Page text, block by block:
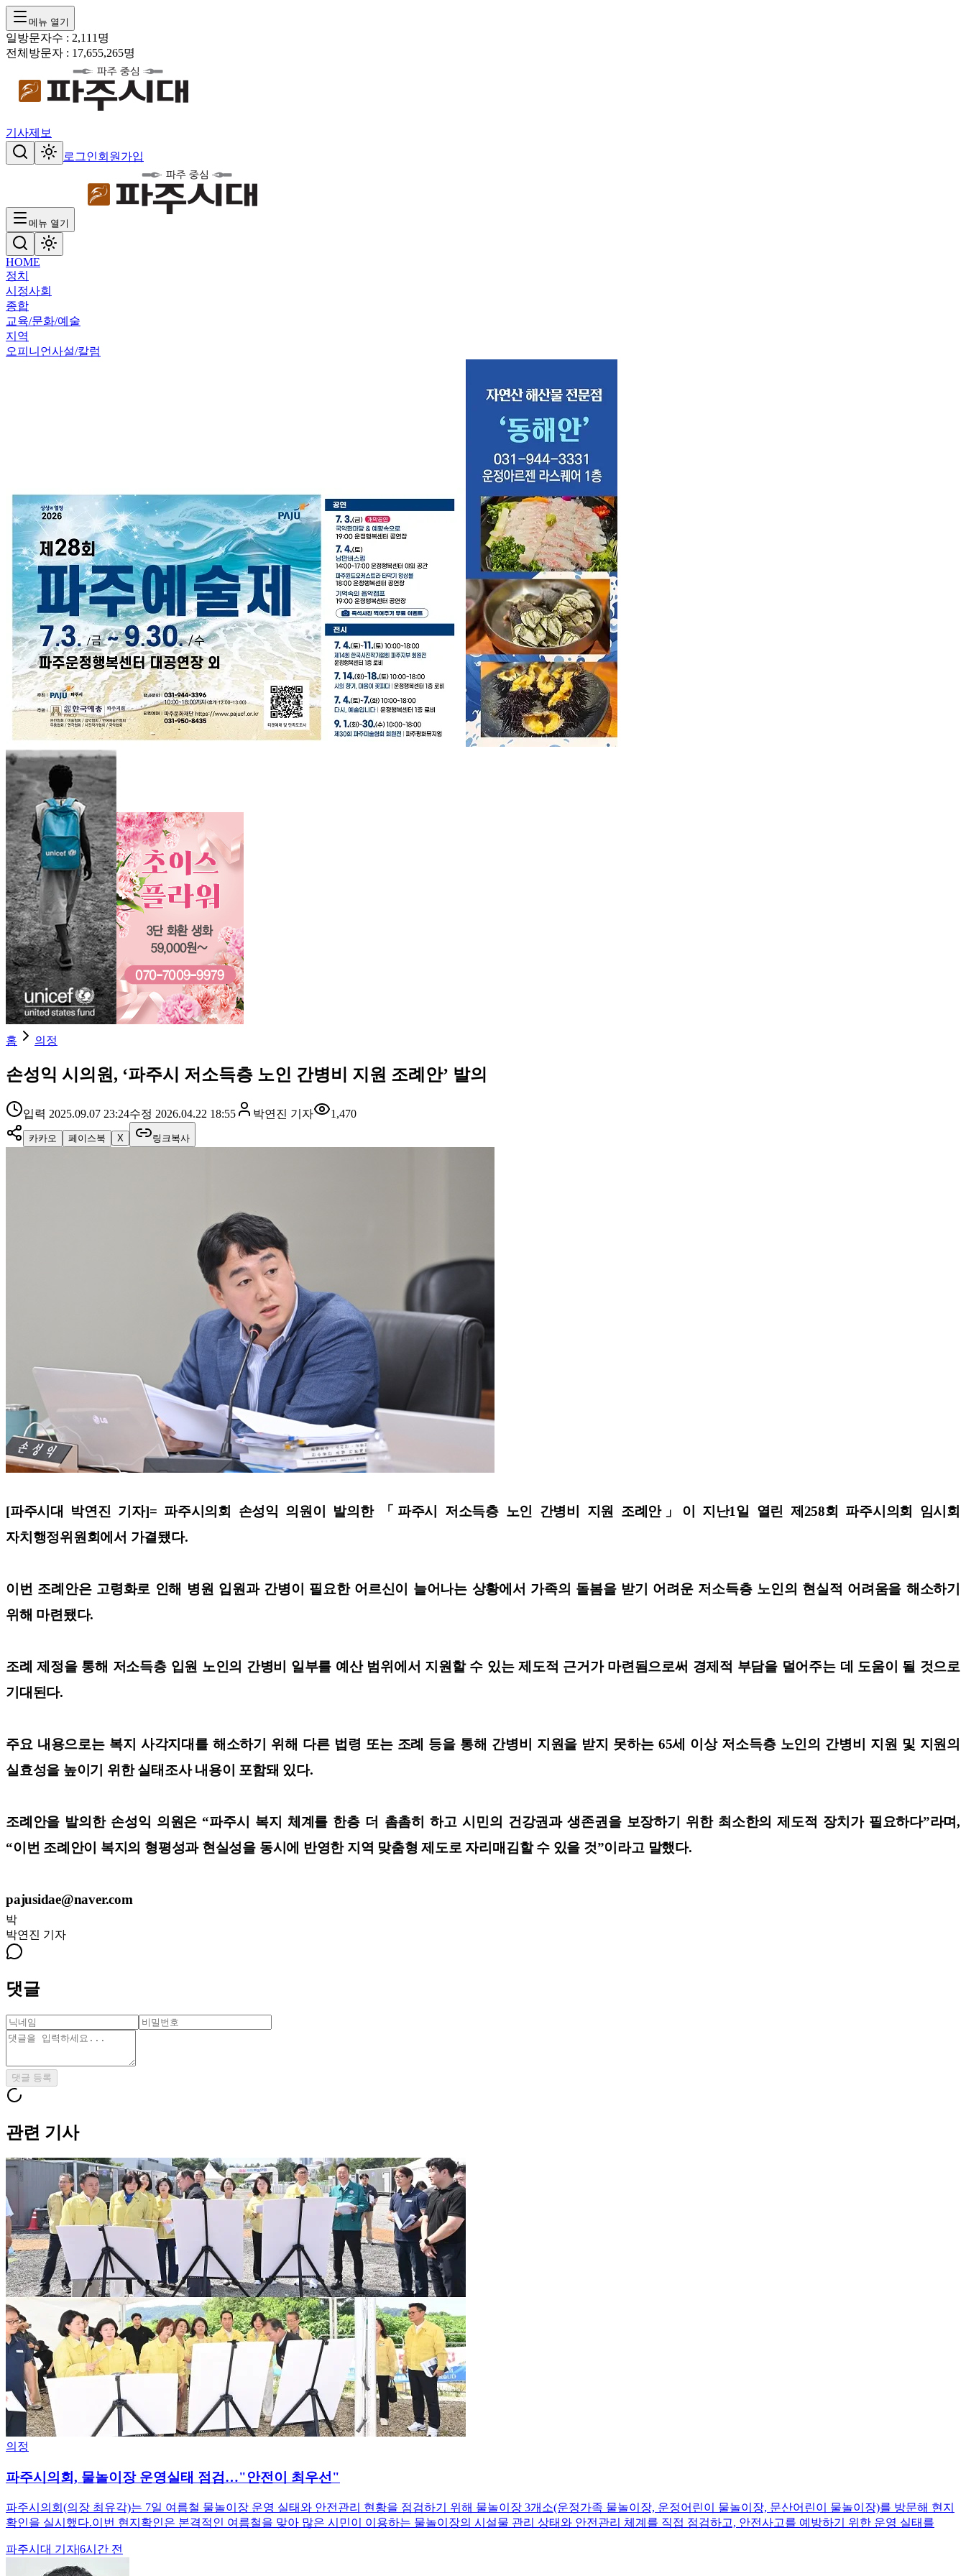
메뉴 열기
일방문자수 : 2,111 명
전체방문자 : 17,655,265명
기사제보
로그인회원가입
메뉴 열기
HOME
정치
시정사회
종합
교육/문화/예술
지역
오피니언사설/칼럼
홈 의정
손성익 시의원, ‘파주시 저소득층 노인 간병비 지원 조례안’ 발의
입력 2025.09.07 23:24수정 2026.04.22 18:55 박연진 기자 1,470
카카오 페이스북 X 링크복사
[파주시대 박연진 기자]= 파주시의회 손성익 의원이 발의한 「파주시 저소득층 노인 간병비 지원 조례안」이 지난1일 열린 제258회 파주시의회 임시회
자치행정위원회에서 가결됐다.
이번 조례안은 고령화로 인해 병원 입원과 간병이 필요한 어르신이 늘어나는 상황에서 가족의 돌봄을 받기 어려운 저소득층 노인의 현실적 어려움을 해소하기
위해 마련됐다.
조례 제정을 통해 저소득층 입원 노인의 간병비 일부를 예산 범위에서 지원할 수 있는 제도적 근거가 마련됨으로써 경제적 부담을 덜어주는 데 도움이 될 것으로
기대된다.
주요 내용으로는 복지 사각지대를 해소하기 위해 다른 법령 또는 조례 등을 통해 간병비 지원을 받지 못하는 65세 이상 저소득층 노인의 간병비 지원 및 지원의
실효성을 높이기 위한 실태조사 내용이 포함돼 있다.
조례안을 발의한 손성익 의원은 “파주시 복지 체계를 한층 더 촘촘히 하고 시민의 건강권과 생존권을 보장하기 위한 최소한의 제도적 장치가 필요하다”라며,
“이번 조례안이 복지의 형평성과 현실성을 동시에 반영한 지역 맞춤형 제도로 자리매김할 수 있을 것”이라고 말했다.
pajusidae@naver.com
박
박연진 기자
댓글
댓글 등록
관련 기사
의정
파주시의회, 물놀이장 운영실태 점검…"안전이 최우선"
파주시의회(의장 최유각)는 7일 여름철 물놀이장 운영 실태와 안전관리 현황을 점검하기 위해 물놀이장 3개소(운정가족 물놀이장, 운정어린이 물놀이장, 문산어린이 물놀이장)를 방문해 현지
확인을 실시했다.이번 현지확인은 본격적인 여름철을 맞아 많은 시민이 이용하는 물놀이장의 시설물 관리 상태와 안전관리 체계를 직접 점검하고, 안전사고를 예방하기 위한 운영 실태를
파주시대 기자|6시간 전